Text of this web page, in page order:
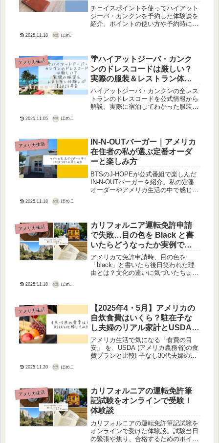
する方法
チェイスポイントを使ってハイアット
ジーバ・カンクンを予約した体験談を
紹介。ポイントの使い方や予約時に気
2025.11.18 ぽめこ
アメリカ生活
🌴ハイアットジーバ・カンク
ンのドレスコードは厳しい？
実際の服装＆レストラン体験
レポ
ハイアットジーバ・カンクンの全レス
トランのドレスコードを公式情報から
解説。実際に宿泊してわかった服装の
2025.11.05 ぽめこ
アメリカ生活
IN-N-OUTバーガー｜アメリカ
在住者の私が選ぶ定番オーダ
ーと楽しみ方
BTSのJ-HOPEが公式番組で楽しんだ
IN-N-OUTバーガーを紹介。私の定番
オーダーやアメリカ生活の中で感じる
2025.11.18 ぽめこ
アメリカ生活
カリフォルニア運転免許申請
で失敗…目の色を Black と書
いたらどうなったか実例で解
説
アメリカで免許申請時、目の色を
「black」と書いたら後日笑われた理
由とは？文化の違いに気づいたちょっ
2025.11.18 ぽめこ
アメリカ生活
【2025年4・5月】アメリカの
自炊食費はいくら？駐在子な
し夫婦のリアル家計とUSDA比
較！
アメリカ生活で気になる「食費の目
安」 を、USDA (アメリカ農務省)の食
費プランと比較! 子なし30代夫婦のリ
2025.11.20 ぽめこ
アメリカ生活
カリフォルニアの運転免許筆
記試験をオンラインで受験！
体験談
カリフォルニアの運転免許筆記試験を
オンラインで受けた体験談。試験当日
の緊張や焦り、合格するためのポイン